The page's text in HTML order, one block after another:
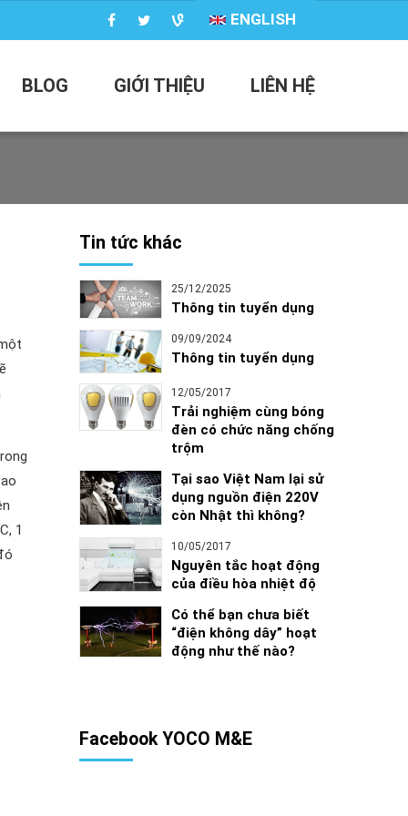
ENGLISH
BLOG GIỚI THIỆU LIÊN HỆ
1
Tin tức khác
25/12/2025
Thông tin tuyển dụng
09/09/2024
Thông tin tuyển dụng
12/05/2017
Trải nghiệm cùng bóng
đèn có chức năng chống
trộm
Tại sao Việt Nam lại sử
dụng nguồn điện 220V
còn Nhật thì không?
10/05/2017
Nguyên tắc hoạt động
của điều hòa nhiệt độ
Có thể bạn chưa biết
“điện không dây” hoạt
động như thế nào?
Facebook YOCO M&E